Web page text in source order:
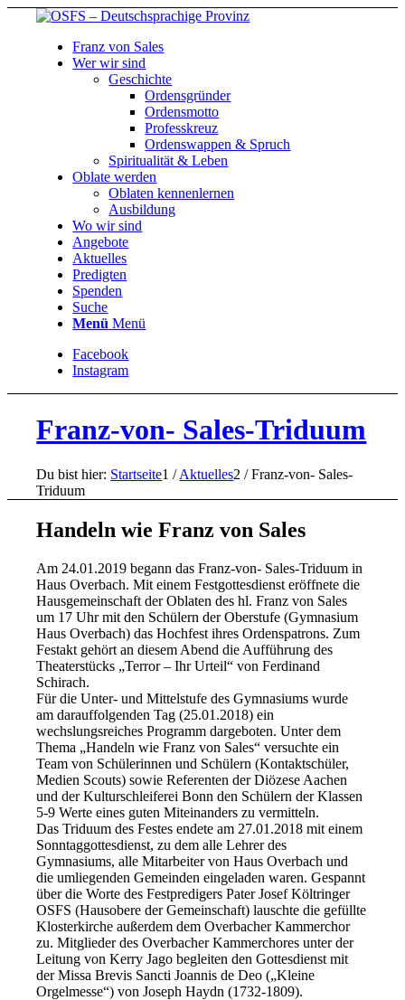
Franz von Sales
Wer wir sind
Geschichte
Ordensgründer
Ordensmotto
Professkreuz
Ordenswappen & Spruch
Spiritualität & Leben
Oblate werden
Oblaten kennenlernen
Ausbildung
Wo wir sind
Angebote
Aktuelles
Predigten
Spenden
Suche
Menü Menü
Facebook
Instagram
Franz-von- Sales-Triduum
Du bist hier: Startseite1 / Aktuelles2 / Franz-von- Sales-
Triduum
Handeln wie Franz von Sales
Am 24.01.2019 begann das Franz-von- Sales-Triduum in
Haus Overbach. Mit einem Festgottesdienst eröffnete die
Hausgemeinschaft der Oblaten des hl. Franz von Sales
um 17 Uhr mit den Schülern der Oberstufe (Gymnasium
Haus Overbach) das Hochfest ihres Ordenspatrons. Zum
Festakt gehört an diesem Abend die Aufführung des
Theaterstücks „Terror – Ihr Urteil“ von Ferdinand
Schirach.
Für die Unter- und Mittelstufe des Gymnasiums wurde
am darauffolgenden Tag (25.01.2018) ein
wechslungsreiches Programm dargeboten. Unter dem
Thema „Handeln wie Franz von Sales“ versuchte ein
Team von Schülerinnen und Schülern (Kontaktschüler,
Medien Scouts) sowie Referenten der Diözese Aachen
und der Kulturschleiferei Bonn den Schülern der Klassen
5-9 Werte eines guten Miteinanders zu vermitteln.
Das Triduum des Festes endete am 27.01.2018 mit einem
Sonntaggottesdienst, zu dem alle Lehrer des
Gymnasiums, alle Mitarbeiter von Haus Overbach und
die umliegenden Gemeinden eingeladen waren. Gespannt
über die Worte des Festpredigers Pater Josef Költringer
OSFS (Hausobere der Gemeinschaft) lauschte die gefüllte
Klosterkirche außerdem dem Overbacher Kammerchor
zu. Mitglieder des Overbacher Kammerchores unter der
Leitung von Kerry Jago begleiten den Gottesdienst mit
der Missa Brevis Sancti Joannis de Deo („Kleine
Orgelmesse“) von Joseph Haydn (1732-1809).